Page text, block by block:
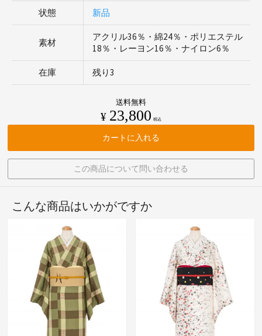
状態 新品
素材
アクリル36％・綿24％・ポリエステル
18％・レーヨン16％・ナイロン6％
在庫 残り3
送料無料
¥ 23,800 税込
カートに入れる
この商品について問い合わせる
こんな商品はいかがですか